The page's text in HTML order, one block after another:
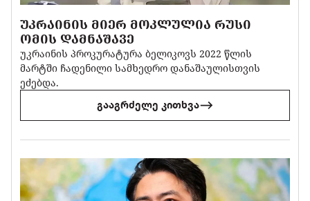
ᲣᲙᲠᲐᲘᲜᲘᲡ ᲛᲘᲔᲠ ᲛᲝᲙᲚᲣᲚᲘᲐ ᲠᲣᲡᲘ
ᲝᲛᲘᲡ ᲓᲐᲛᲜᲐᲨᲐᲕᲔ
უკრაინის პროკურატურა ბელიკოვს 2022 წლის
მარტში ჩადენილი სამხედრო დანაშაულისთვის
ეძებდა.
გააგრძელე კითხვა